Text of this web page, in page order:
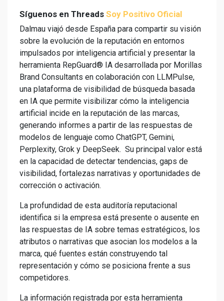
Síguenos en Threads Soy Positivo Oficial
Dalmau viajó desde España para compartir su visión
sobre la evolución de la reputación en entornos
impulsados por inteligencia artificial y presentar la
herramienta RepGuard® IA desarrollada por Morillas
Brand Consultants en colaboración con LLMPulse,
una plataforma de visibilidad de búsqueda basada
en IA que permite visibilizar cómo la inteligencia
artificial incide en la reputación de las marcas,
generando informes a partir de las respuestas de
modelos de lenguaje como ChatGPT, Gemini,
Perplexity, Grok y DeepSeek. Su principal valor está
en la capacidad de detectar tendencias, gaps de
visibilidad, fortalezas narrativas y oportunidades de
corrección o activación.
La profundidad de esta auditoría reputacional
identifica si la empresa está presente o ausente en
las respuestas de IA sobre temas estratégicos, los
atributos o narrativas que asocian los modelos a la
marca, qué fuentes están construyendo tal
representación y cómo se posiciona frente a sus
competidores.
La información registrada por esta herramienta